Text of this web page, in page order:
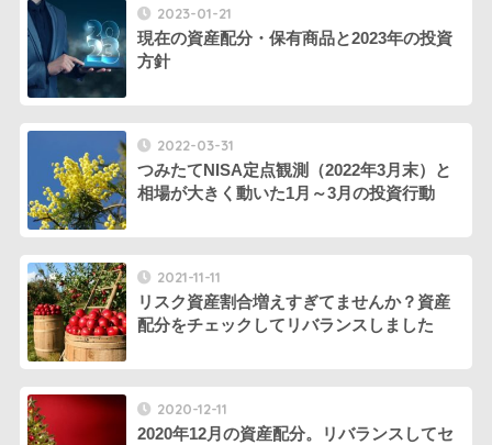
2023-01-21
現在の資産配分・保有商品と2023年の投資
方針
2022-03-31
つみたてNISA定点観測（2022年3月末）と
相場が大きく動いた1月～3月の投資行動
2021-11-11
リスク資産割合増えすぎてませんか？資産
配分をチェックしてリバランスしました
2020-12-11
2020年12月の資産配分。リバランスしてセ